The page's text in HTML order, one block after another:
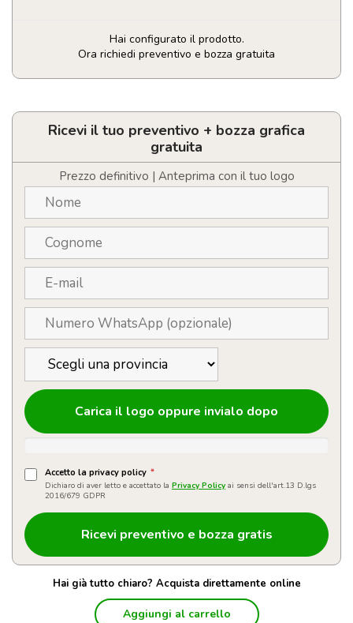
Hai configurato il prodotto.
Ora richiedi preventivo e bozza gratuita
Marsupio
tasca
quantitàRicevi il tuo preventivo + bozza grafica
gratuita
Prezzo definitivo | Anteprima con il tuo logo
Carica il logo oppure invialo dopo
Accetto la privacy policy *
Dichiaro di aver letto e accettato la Privacy Policy ai sensi dell'art.13 D.lgs
2016/679 GDPR
Hai già tutto chiaro? Acquista direttamente online
Aggiungi al carrello